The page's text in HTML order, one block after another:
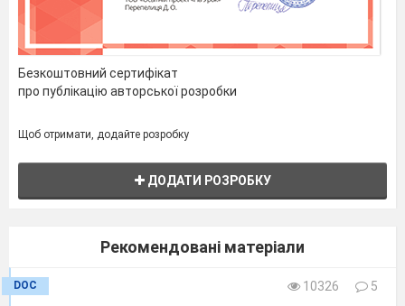
Безкоштовний сертифікат
про публікацію авторської розробки
Щоб отримати, додайте розробку
ДОДАТИ РОЗРОБКУ
Рекомендовані матеріали
DOC 10326
5